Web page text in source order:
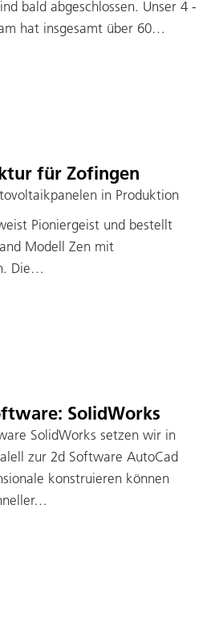
bald abgeschlossen. Unser 4 -
hat insgesamt über 60…
für Zofingen
in Produktion
Pioniergeist und bestellt
Modell Zen mit
Die…
SolidWorks
SolidWorks setzen wir in
zur 2d Software AutoCad
konstruieren können